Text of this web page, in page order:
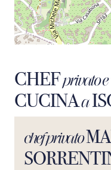
CHEFprivato e
CUCINAa
chef privato